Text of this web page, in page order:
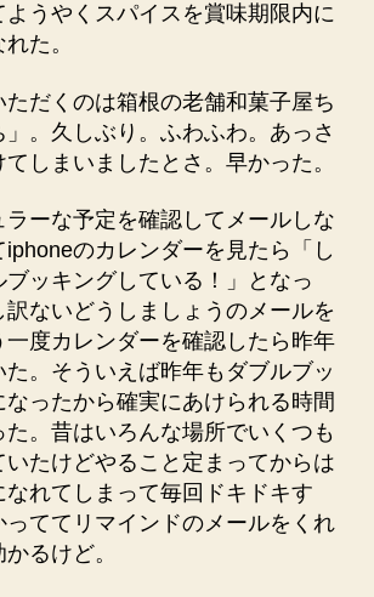
ようやくスパイスを賞味期限内に
た。
だくのは箱根の老舗和菓子屋ち
」。久しぶり。ふわふわ。あっさ
しまいましたとさ。早かった。
ラーな予定を確認してメールしな
のカレンダーを見たら「し
ブッキングしている！」となっ
ないどうしましょうのメールを
度カレンダーを確認したら昨年
。そういえば昨年もダブルブッ
ったから確実にあけられる時間
。昔はいろんな場所でいくつも
たけどやること定まってからは
なれてしまって毎回ドキドキす
っててリマインドのメールをくれ
るけど。